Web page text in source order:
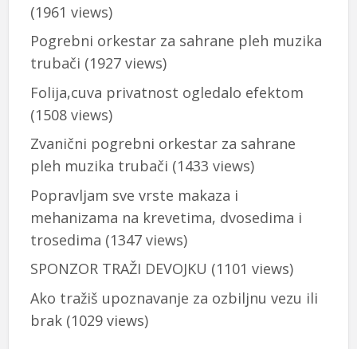
(1961 views)
Pogrebni orkestar za sahrane pleh muzika
trubači (1927 views)
Folija,cuva privatnost ogledalo efektom
(1508 views)
Zvanični pogrebni orkestar za sahrane
pleh muzika trubači (1433 views)
Popravljam sve vrste makaza i
mehanizama na krevetima, dvosedima i
trosedima (1347 views)
SPONZOR TRAŽI DEVOJKU (1101 views)
Ako tražiš upoznavanje za ozbiljnu vezu ili
brak(1029 views)